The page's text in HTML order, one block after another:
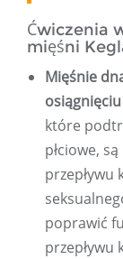
Ćwiczenia
mięśni
Mięśnie
które
płciowe,
przepływu
poprawić